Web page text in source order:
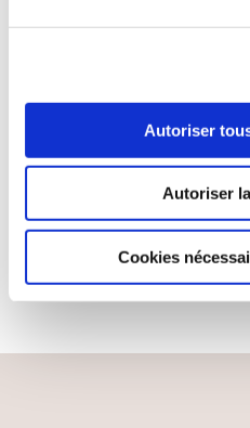
Autoriser
Autoriser
Cookies
Nawad
8€50